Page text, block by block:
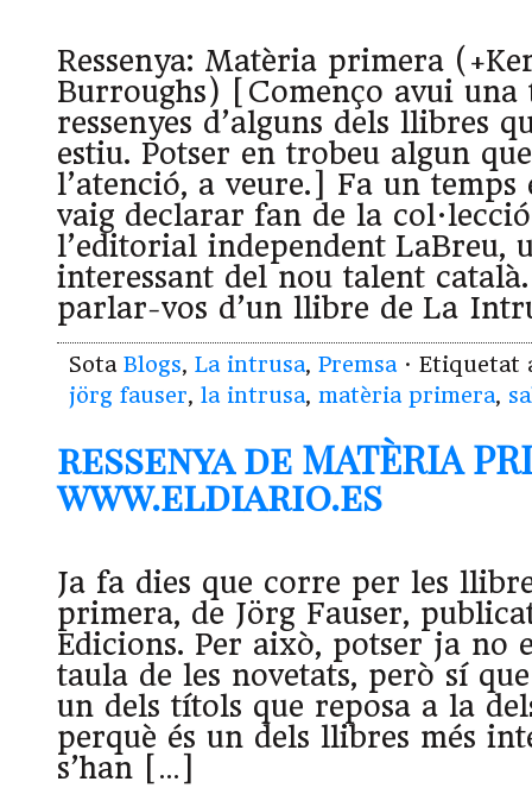
Ressenya: Matèria primera
Burroughs) [Començo avui una
ressenyes d’alguns dels llibres
estiu. Potser en trobeu algun
l’atenció, a veure.] Fa un temps
vaig declarar fan de la
l’editorial independent LaBreu,
interessant del nou talent
parlar-vos d’un llibre de La
Sota Blogs, La intrusa, Premsa · Etiquetat
jörg fauser, la intrusa, matèria primera,
ressenya de MATÈRIA
www.eldiario.es
Ja fa dies que corre per les
primera, de Jörg Fauser,
Edicions. Per això, potser ja no
taula de les novetats, però sí
un dels títols que reposa a la
perquè és un dels llibres més
s’han […]